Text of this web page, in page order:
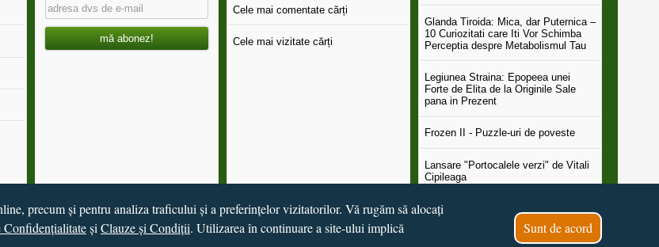
mă abonez!
Cele mai comentate cărți
Cele mai vizitate cărți
Glanda Tiroida: Mica, dar Puternica –
10 Curiozitati care Iti Vor Schimba
Perceptia despre Metabolismul Tau
Legiunea Straina: Epopeea unei
Forte de Elita de la Originile Sale
pana in Prezent
Frozen II - Puzzle-uri de poveste
Lansare "Portocalele verzi" de Vitali
Cipileaga
...toate știrile
precum și pentru analiza traficului și a preferințelor vizitatorilor. Vă rugăm să alocați
Confidențialitateși Clauze și Condiții. Utilizarea în continuare a site-ului implică
Sunt de acord